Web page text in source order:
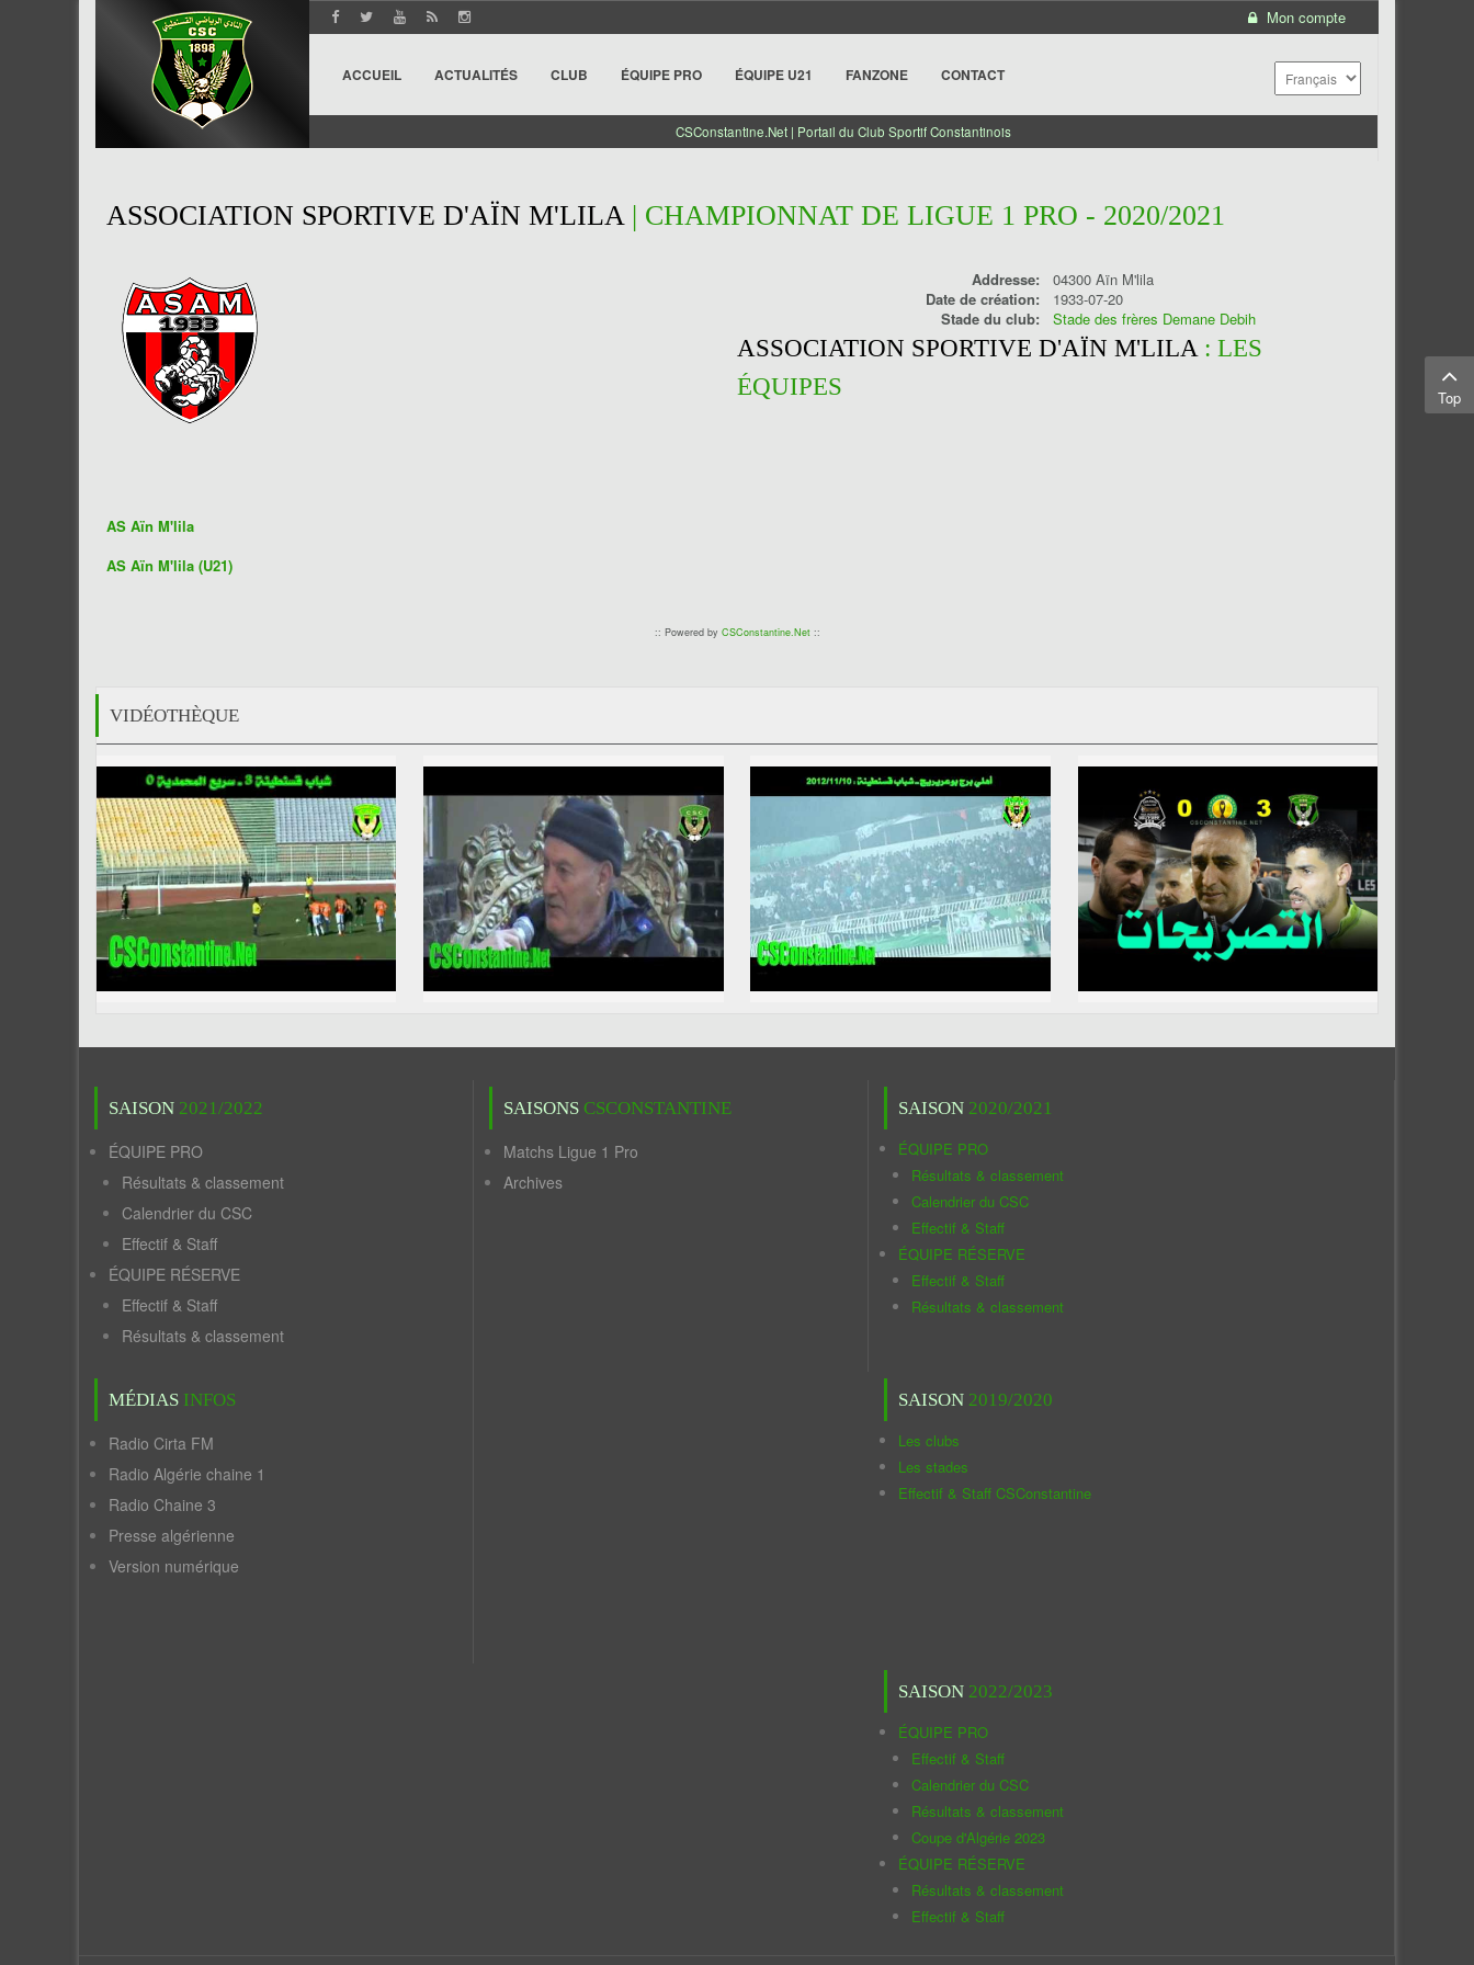
Mon compte
ACCUEIL ACTUALITÉS CLUB ÉQUIPE PRO ÉQUIPE U21 FANZONE CONTACT
CSConstantine.Net | Portail du Club Sportif Constantinois
ASSOCIATION SPORTIVE D'AÏN M'LILA| CHAMPIONNAT DE LIGUE 1 PRO - 2020/2021
Addresse:
04300 Aïn M'lila
Date de création:
1933-07-20
Stade du club:
Stade des frères Demane Debih
ASSOCIATION SPORTIVE D'AÏN M'LILA : LES
ÉQUIPES
AS Aïn M'lila
AS Aïn M'lila (U21)
:: Powered by CSConstantine.Net::
VIDÉOTHÈQUE
SAISON 2021/2022
ÉQUIPE PRO
Résultats & classement
Calendrier du CSC
Effectif & Staff
ÉQUIPE RÉSERVE
Effectif & Staff
Résultats & classement
MÉDIAS INFOS
Radio Cirta FM
Radio Algérie chaine 1
Radio Chaine 3
Presse algérienne
Version numérique
SAISONS CSCONSTANTINE
Matchs Ligue 1 Pro
Archives
SAISON 2020/2021
ÉQUIPE PRO
Résultats & classement
Calendrier du CSC
Effectif & Staff
ÉQUIPE RÉSERVE
Effectif & Staff
Résultats & classement
SAISON 2019/2020
Les clubs
Les stades
Effectif & Staff CSConstantine
SAISON 2022/2023
ÉQUIPE PRO
Effectif & Staff
Calendrier du CSC
Résultats & classement
Coupe d'Algérie 2023
ÉQUIPE RÉSERVE
Résultats & classement
Effectif & Staff
Top